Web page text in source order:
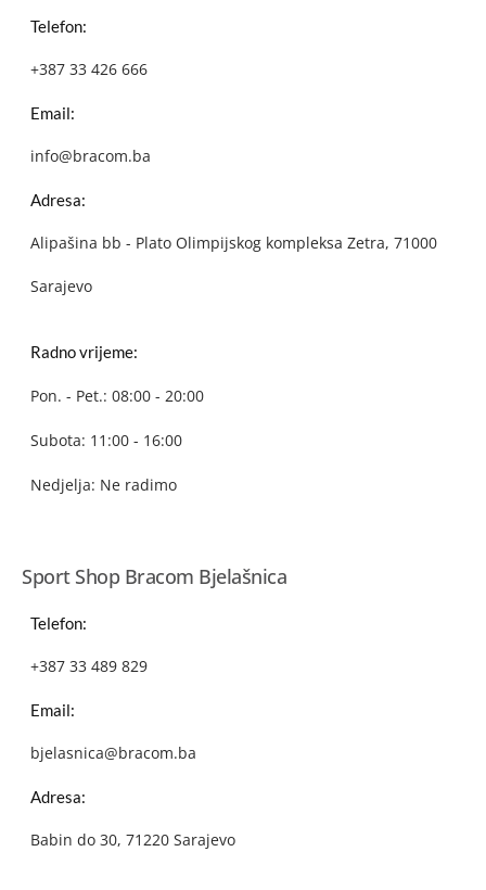
Telefon:
+387 33 426 666
Email:
info@bracom.ba
Adresa:
Alipašina bb - Plato Olimpijskog kompleksa Zetra, 71000
Sarajevo
Radno vrijeme:
Pon. - Pet.: 08:00 - 20:00
Subota: 11:00 - 16:00
Nedjelja: Ne radimo
Sport Shop Bracom Bjelašnica
Telefon:
+387 33 489 829
Email:
bjelasnica@bracom.ba
Adresa:
Babin do 30, 71220 Sarajevo